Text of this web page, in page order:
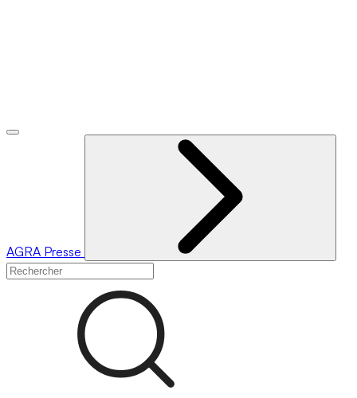
AGRA Presse